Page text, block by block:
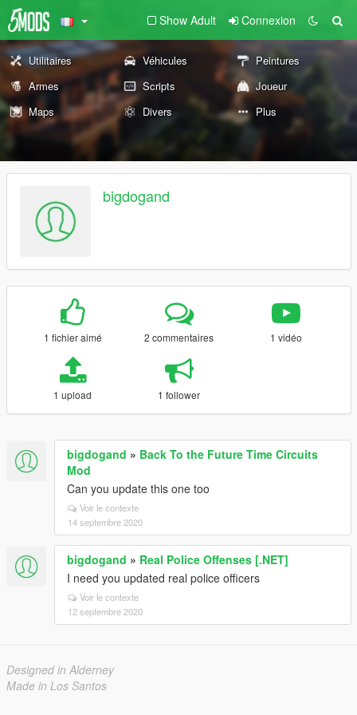
Show Adult Connexion
Utilitaires Véhicules
Peintures
Armes
Scripts
Joueur
Maps
Divers Plus
bigdogand
1 fichier aimé 2 commentaires 1 vidéo
1 upload 1 follower
bigdogand » Back To the Future Time Circuits
Mod
Can you update this one too
Voir le contexte
14 septembre 2020
bigdogand » Real Police Offenses [.NET]
I need you updated real police officers
Voir le contexte
12 septembre 2020
Designed in Alderney
Made in Los Santos